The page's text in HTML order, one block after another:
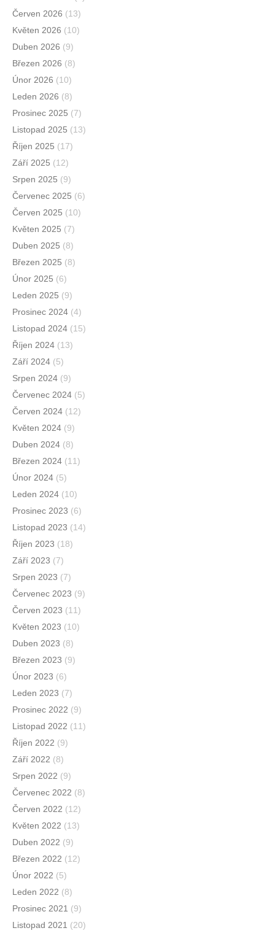
Červen 2026 (13)
Květen 2026 (10)
Duben 2026 (9)
Březen 2026 (8)
Únor 2026 (10)
Leden 2026 (8)
Prosinec 2025 (7)
Listopad 2025 (13)
Říjen 2025 (17)
Září 2025 (12)
Srpen 2025 (9)
Červenec 2025 (6)
Červen 2025 (10)
Květen 2025 (7)
Duben 2025 (8)
Březen 2025 (8)
Únor 2025 (6)
Leden 2025 (9)
Prosinec 2024 (4)
Listopad 2024 (15)
Říjen 2024 (13)
Září 2024 (5)
Srpen 2024 (9)
Červenec 2024 (5)
Červen 2024 (12)
Květen 2024 (9)
Duben 2024 (8)
Březen 2024 (11)
Únor 2024 (5)
Leden 2024 (10)
Prosinec 2023 (6)
Listopad 2023 (14)
Říjen 2023 (18)
Září 2023 (7)
Srpen 2023 (7)
Červenec 2023 (9)
Červen 2023 (11)
Květen 2023 (10)
Duben 2023 (8)
Březen 2023 (9)
Únor 2023 (6)
Leden 2023 (7)
Prosinec 2022 (9)
Listopad 2022 (11)
Říjen 2022 (9)
Září 2022 (8)
Srpen 2022 (9)
Červenec 2022 (8)
Červen 2022 (12)
Květen 2022 (13)
Duben 2022 (9)
Březen 2022 (12)
Únor 2022 (5)
Leden 2022 (8)
Prosinec 2021 (9)
Listopad 2021 (20)